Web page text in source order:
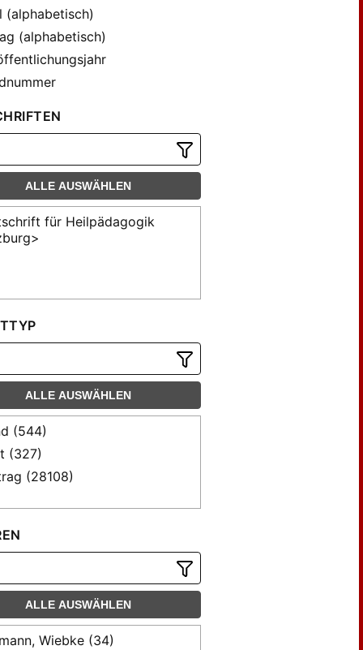
(alphabetisch)
(alphabetisch)
ALLE AUSWÄHLEN
für Heilpädagogik
ALLE AUSWÄHLEN
(544)
(327)
(28108)
ALLE AUSWÄHLEN
Wiebke (34)